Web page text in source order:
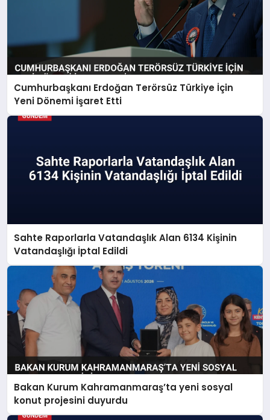
Cumhurbaşkanı Erdoğan Terörsüz Türkiye İçin
Yeni Dönemi İşaret Etti
Sahte Raporlarla Vatandaşlık Alan 6134 Kişinin
Vatandaşlığı İptal Edildi
Bakan Kurum Kahramanmaraş’ta yeni sosyal
konut projesini duyurdu